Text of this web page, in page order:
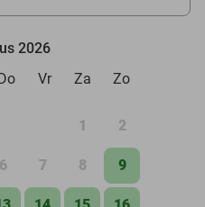
2026
Vr Za Zo
1 2
6 7 8 9